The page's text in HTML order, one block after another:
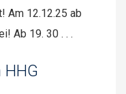
Am 12.12.25 ab
Ab 19. 30 . . .